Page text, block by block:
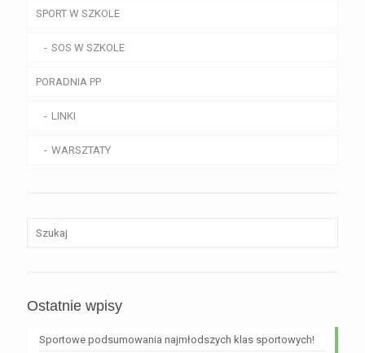
SPORT W SZKOLE
SOS W SZKOLE
PORADNIA PP
LINKI
WARSZTATY
Ostatnie wpisy
Sportowe podsumowania najmłodszych klas sportowych!